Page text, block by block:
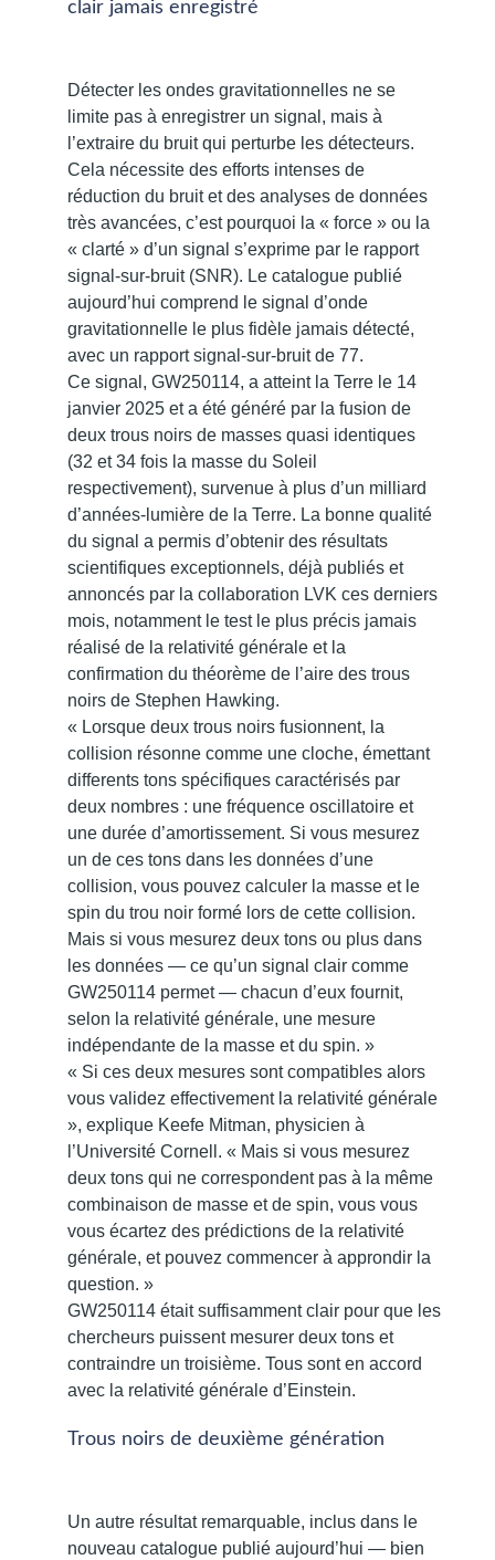
clair jamais enregistré
Détecter les ondes gravitationnelles ne se
limite pas à enregistrer un signal, mais à
l’extraire du bruit qui perturbe les détecteurs.
Cela nécessite des efforts intenses de
réduction du bruit et des analyses de données
très avancées, c’est pourquoi la « force » ou la
« clarté » d’un signal s’exprime par le rapport
signal-sur-bruit (SNR). Le catalogue publié
aujourd’hui comprend le signal d’onde
gravitationnelle le plus fidèle jamais détecté,
avec un rapport signal-sur-bruit de 77.
Ce signal, GW250114, a atteint la Terre le 14
janvier 2025 et a été généré par la fusion de
deux trous noirs de masses quasi identiques
(32 et 34 fois la masse du Soleil
respectivement), survenue à plus d’un milliard
d’années-lumière de la Terre. La bonne qualité
du signal a permis d’obtenir des résultats
scientifiques exceptionnels, déjà publiés et
annoncés par la collaboration LVK ces derniers
mois, notamment le test le plus précis jamais
réalisé de la relativité générale et la
confirmation du théorème de l’aire des trous
noirs de Stephen Hawking.
« Lorsque deux trous noirs fusionnent, la
collision résonne comme une cloche, émettant
differents tons spécifiques caractérisés par
deux nombres : une fréquence oscillatoire et
une durée d’amortissement. Si vous mesurez
un de ces tons dans les données d’une
collision, vous pouvez calculer la masse et le
spin du trou noir formé lors de cette collision.
Mais si vous mesurez deux tons ou plus dans
les données — ce qu’un signal clair comme
GW250114 permet — chacun d’eux fournit,
selon la relativité générale, une mesure
indépendante de la masse et du spin. »
« Si ces deux mesures sont compatibles alors
vous validez effectivement la relativité générale
», explique Keefe Mitman, physicien à
l’Université Cornell. « Mais si vous mesurez
deux tons qui ne correspondent pas à la même
combinaison de masse et de spin, vous vous
vous écartez des prédictions de la relativité
générale, et pouvez commencer à approndir la
question. »
GW250114 était suffisamment clair pour que les
chercheurs puissent mesurer deux tons et
contraindre un troisième. Tous sont en accord
avec la relativité générale d’Einstein.
Trous noirs de deuxième génération
Un autre résultat remarquable, inclus dans le
nouveau catalogue publié aujourd’hui — bien